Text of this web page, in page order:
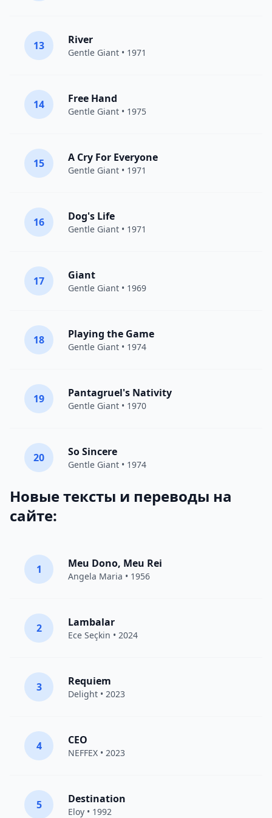
13 River
Gentle Giant • 1971
14 Free Hand
Gentle Giant • 1975
15 A Cry For Everyone
Gentle Giant • 1971
16 Dog's Life
Gentle Giant • 1971
17 Giant
Gentle Giant • 1969
18 Playing the Game
Gentle Giant • 1974
19 Pantagruel's Nativity
Gentle Giant • 1970
20 So Sincere
Gentle Giant • 1974
Новые тексты и переводы на
сайте:
1 Meu Dono, Meu Rei
Angela Maria • 1956
2 Lambalar
Ece Seçkin • 2024
3 Requiem
Delight • 2023
4 CEO
NEFFEX • 2023
5 Destination
Eloy • 1992